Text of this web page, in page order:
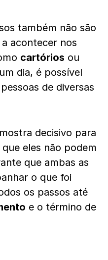
também não são
acontecer nos
cartórios ou
dia, é possível
de diversas
decisivo para
que eles não podem
que ambas as
o que foi
os passos até
e o término de